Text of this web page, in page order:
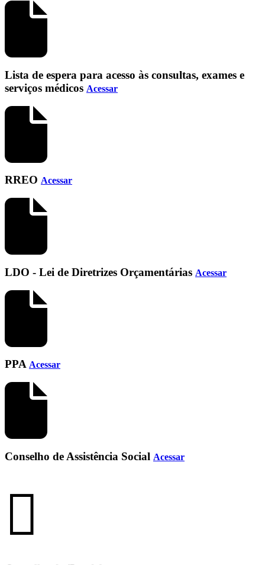
Lista de espera para acesso às consultas, exames e
serviços médicos Acessar
RREO Acessar
LDO - Lei de Diretrizes Orçamentárias Acessar
PPA Acessar
Conselho de Assistência Social Acessar